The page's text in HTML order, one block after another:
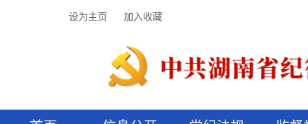
设为主页 加入收藏